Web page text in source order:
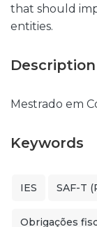
that should
entities.
Description
Mestrado em
Keywords
IES SAF-T
Obrigações